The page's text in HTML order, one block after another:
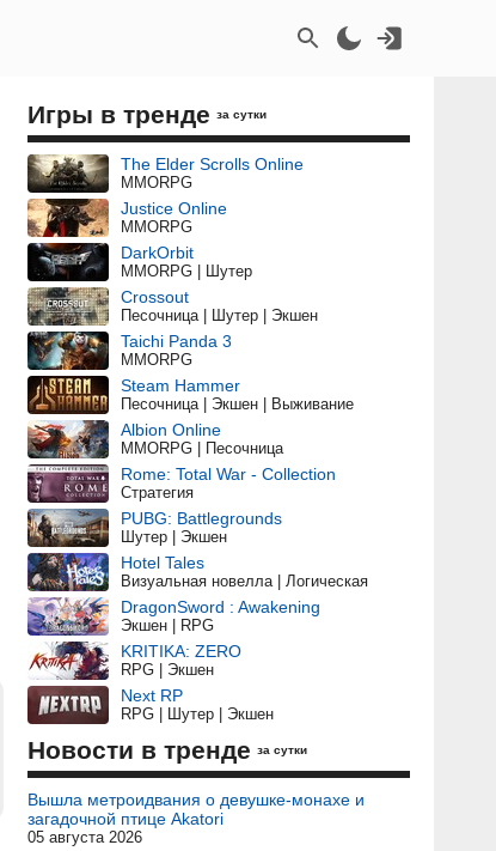
Игры в тренде за сутки
The Elder Scrolls Online
MMORPG
Justice Online
MMORPG
DarkOrbit
MMORPG | Шутер
Crossout
Песочница | Шутер | Экшен
Taichi Panda 3
MMORPG
Steam Hammer
Песочница | Экшен | Выживание
Albion Online
MMORPG | Песочница
Rome: Total War - Collection
Стратегия
PUBG: Battlegrounds
Шутер | Экшен
Hotel Tales
Визуальная новелла | Логическая
DragonSword : Awakening
Экшен | RPG
KRITIKA: ZERO
RPG | Экшен
Next RP
RPG | Шутер | Экшен
Новости в тренде за сутки
Вышла метроидвания о девушке-монахе и
загадочной птице Akatori
05 августа 2026